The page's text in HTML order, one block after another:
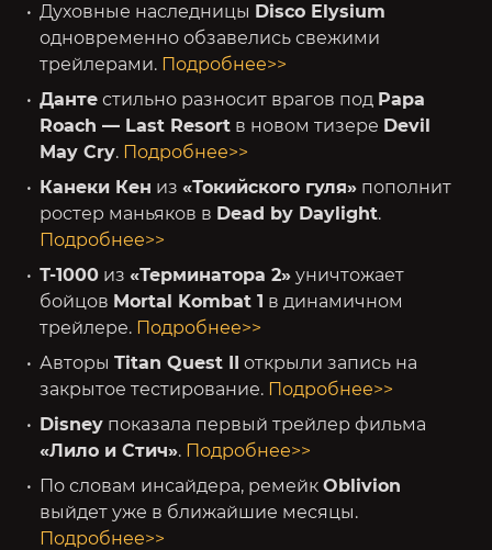
Духовные наследницы Disco Elysium
одновременно обзавелись свежими
трейлерами. Подробнее>>
Данте стильно разносит врагов под Papa
Roach — Last Resort в новом тизере Devil
May Cry. Подробнее>>
Канеки Кен из «Токийского гуля» пополнит
ростер маньяков в Dead by Daylight.
Подробнее>>
Т-1000 из «Терминатора 2» уничтожает
бойцов Mortal Kombat 1 в динамичном
трейлере. Подробнее>>
Авторы Titan Quest II открыли запись на
закрытое тестирование. Подробнее>>
Disney показала первый трейлер фильма
«Лило и Стич». Подробнее>>
По словам инсайдера, ремейк Oblivion
выйдет уже в ближайшие месяцы.
Подробнее>>